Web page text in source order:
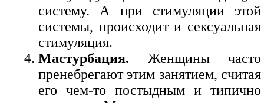
систему. А при стимуляции этой
системы, происходит и сексуальная
стимуляция.
Мастурбация. Женщины часто
пренебрегают этим занятием, считая
его чем-то постыдным и типично